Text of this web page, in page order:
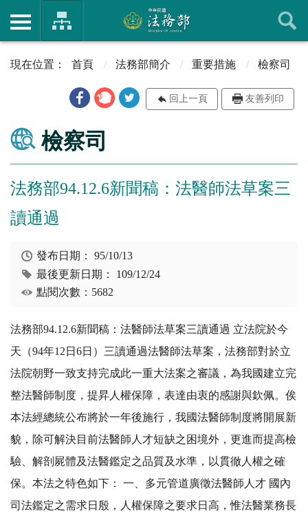
首頁 法務部簡介 重要措施 檢察司
回上一頁 友善列印
檢察司
法務部94.12.6新聞稿：法醫師法草案三
讀通過
發布日期：95/10/13
最後更新日期： 109/12/24
點閱次數：5682
法務部94.12.6新聞稿：法醫師法草案三讀通過 立法院於今
天（94年12日6日）三讀通過法醫師法草案，法務部對於立
法院朝野一致支持完成此一重大法案之審議，為我國建立完
整法醫師制度，提昇人權保障，表達由衷的感謝與欽佩。俟
本法經總統公布將於一年後施行，我國法醫師制度將開展新
貌，除可解決目前法醫師人才短缺之困境外，更進而提高檢
驗、解剖屍體及法醫鑑定之品質及水準，以貫徹人權之確
保。本法之特色如下： 一、多元管道廣徵法醫師人才 國內
司法鑑定之需求日殷，人權保障之要求日高，惟法醫業務長